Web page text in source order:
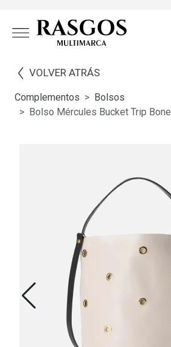
VOLVER ATRÁS
Complementos
Bolsos
Bolso Mércules Bucket Trip Bone